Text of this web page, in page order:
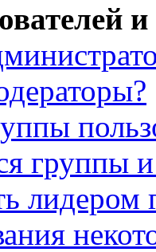
группы
лидером